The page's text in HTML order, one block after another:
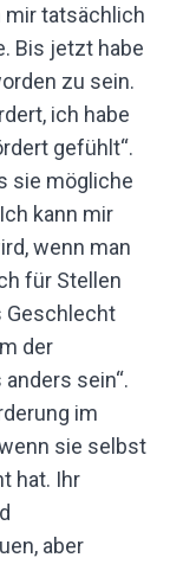
mir tatsächlich
Bis jetzt habe
zu sein.
ich habe
gefühlt“.
sie mögliche
kann mir
wenn man
für Stellen
Geschlecht
der
sein“.
im
sie selbst
hat. Ihr
aber